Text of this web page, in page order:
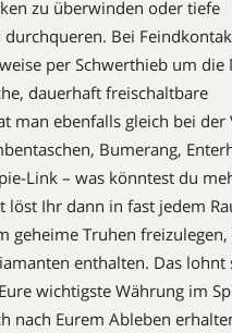
zu überwinden oder tiefe
durchqueren. Bei
per Schwerthieb um
dauerhaft freischaltbare
man ebenfalls gleich bei der
Bumerang,
Link – was könntest du
löst Ihr dann in fast jedem
geheime Truhen
enthalten. Das lohnt
wichtigste Währung im
nach Eurem Ableben